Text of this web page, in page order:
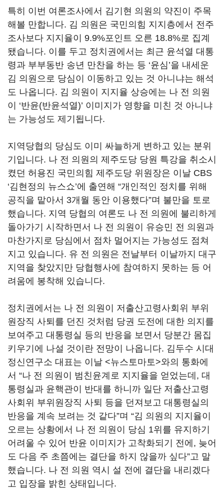
특히 이번 여론조사에서 김기현 의원의 약진이 주목
해볼 만합니다. 김 의원은 국민의힘 지지층에서 전주
조사보다 지지율이 9.9%포인트 오른 18.8%로 집계
됐습니다. 이를 두고 정치권에서는 최근 윤석열 대통
령과 부부동반 송년 만찬을 하는 등 ‘윤심’을 내세운
김 의원으로 당심이 이동하고 있는 것 아니냐는 해석
도 나옵니다. 김 의원이 지지율 상승에는 나 전 의원
이 ‘반윤(반윤석열)’ 이미지가 영향을 미친 것 아니냐
는 가능성도 제기됩니다.
지역당협의 당심도 이미 싸늘하게 변하고 있는 분위
기입니다. 나 전 의원의 제주도당 당원 특강을 취소시
켰던 허용진 국민의힘 제주도당 위원장은 이날 CBS
‘김현정의 뉴스쇼’에 출연해 “개인적인 정치를 위해
공직을 맡아서 3개월 동안 이용했다”며 불만을 토로
했습니다. 지역 당협의 여론도 나 전 의원에 불리하게
돌아가기 시작하면서 나 전 의원이 유승민 전 의원과
마찬가지로 당심에서 점차 멀어지는 가능성도 점쳐
지고 있습니다. 유 전 의원은 전날부터 이날까지 대구
지역을 찾았지만 당협행사에 참여하지 못하는 등 어
려움에 봉착해 있습니다.
정치권에서는 나 전 의원이 저출산고령사회위 부위
원장직 사퇴를 던진 것처럼 당권 도전에 대한 의지를
보여주고 대통령실 등의 반응을 보면서 당분간 몸집
키우기에 나설 것이란 전망이 나옵니다. 김두수 시대
정신연구소 대표는 이날 <뉴스토마토>와의 통화에
서 “나 전 의원이 범친윤계로 지지율을 얻었는데, 대
통령실과 윤핵관이 반대를 하니까 일단 저출산고령
사회위 부위원장직 사퇴 등을 던져보고 대통령실의
반응을 계속 보려는 것 같다”며 “김 의원의 지지율이
오르는 상황에서 나 전 의원이 당심 1위를 유지하기
어려울 수 있어 반윤 이미지가 고착화되기 전에, 늦어
도 다음 주 초쯤에는 결단을 하지 않을까 싶다”고 말
했습니다. 나 전 의원 역시 설 전에 결단을 내리겠다
고 입장을 밝힌 상태입니다.